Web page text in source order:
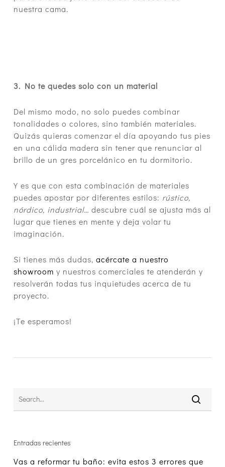
nuestra cama.
3. No te quedes solo con un material
Del mismo modo, no solo puedes combinar
tonalidades o colores, sino también materiales.
Quizás quieras comenzar el día apoyando tus pies
en una cálida madera sin tener que renunciar al
brillo de un gres porcelánico en tu dormitorio.
Y es que con esta combinación de materiales
puedes apostar por diferentes estilos: rústico,
nórdico, industrial… descubre cuál se ajusta más al
lugar que tienes en mente y deja volar tu
imaginación.
Si tienes más dudas, acércate a nuestro
showroom y nuestros comerciales te atenderán y
resolverán todas tus inquietudes acerca de tu
proyecto.
¡Te esperamos!
Entradas recientes
Vas a reformar tu baño: evita estos 3 errores que